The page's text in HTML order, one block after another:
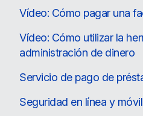
Vídeo: Cómo pagar una
Vídeo: Cómo utilizar la
administración de dinero
Servicio de pago de
Seguridad en línea y móvil